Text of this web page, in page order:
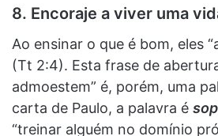
8. Encoraje a viver uma
Ao ensinar o que é bom, eles
(Tt 2:4). Esta frase de
admoestem” é, porém, uma
carta de Paulo, a palavra é
“treinar alguém no domínio